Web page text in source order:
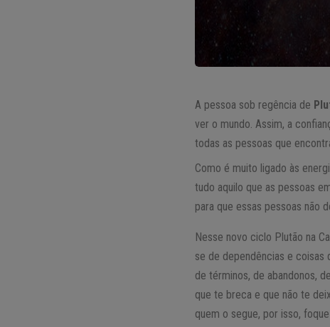
A pessoa sob regência de
ver o mundo. Assim, a
todas as pessoas que
Como é muito ligado às
tudo aquilo que as pessoas
para que essas pessoas não
Nesse novo ciclo Plutão na
se de dependências e
de términos, de abandonos,
que te breca e que não te
quem o segue, por isso,